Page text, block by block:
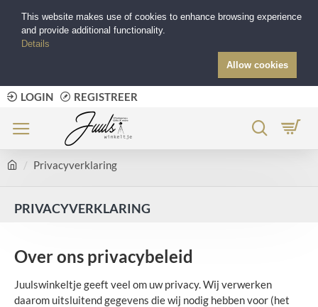
LOGIN REGISTREER
Privacyverklaring
PRIVACYVERKLARING
Over ons privacybeleid
Juulswinkeltje geeft veel om uw privacy. Wij verwerken
daarom uitsluitend gegevens die wij nodig hebben voor (het
This website makes use of cookies to enhance browsing experience
and provide additional functionality.
Details
Allow cookies